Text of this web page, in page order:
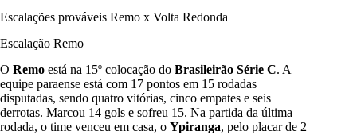
Escalações prováveis Remo x Volta Redonda
Escalação Remo
O Remo está na 15º colocação do Brasileirão Série C. A
equipe paraense está com 17 pontos em 15 rodadas
disputadas, sendo quatro vitórias, cinco empates e seis
derrotas. Marcou 14 gols e sofreu 15. Na partida da última
rodada, o time venceu em casa, o Ypiranga, pelo placar de 2